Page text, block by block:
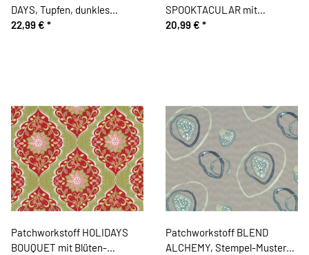
DAYS, Tupfen, dunkles
aprikot, Cori Dantini
22,99 € *
SPOOKTACULAR mit
regelmäßigen Punkte-Reihen,
20,99 € *
Patchworkstoff HOLIDAYS
BOUQUET mit Blüten-
Patchworkstoff BLEND
ALCHEMY, Stempel-Muster-